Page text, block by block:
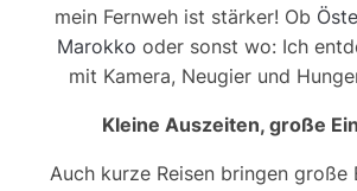
mein Fernweh ist stärker! Ob
Marokko oder sonst wo: Ich
mit Kamera, Neugier und
Kleine Auszeiten, große
Auch kurze Reisen bringen große